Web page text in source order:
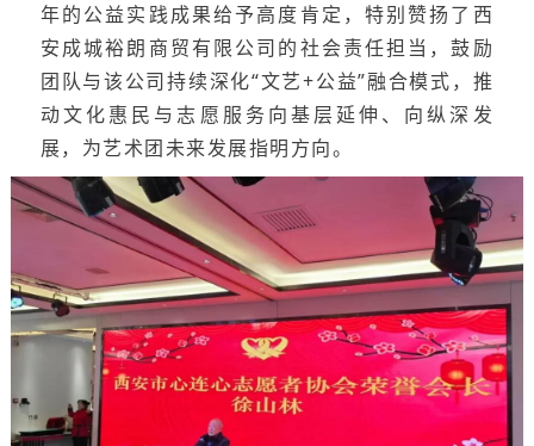
年的公益实践成果给予高度肯定，特别赞扬了西
安成城裕朗商贸有限公司的社会责任担当，鼓励
团队与该公司持续深化“文艺+公益”融合模式，推
动文化惠民与志愿服务向基层延伸、向纵深发
展，为艺术团未来发展指明方向。